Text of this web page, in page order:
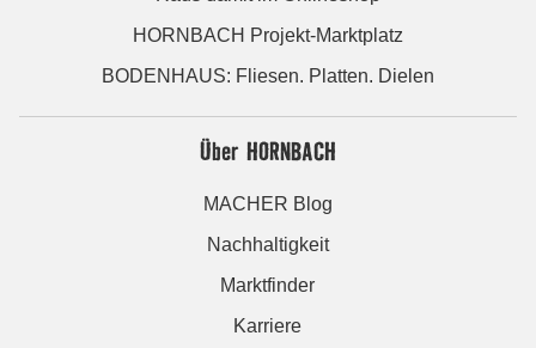
HORNBACH Projekt-Marktplatz
BODENHAUS: Fliesen. Platten. Dielen
Über HORNBACH
MACHER Blog
Nachhaltigkeit
Marktfinder
Karriere